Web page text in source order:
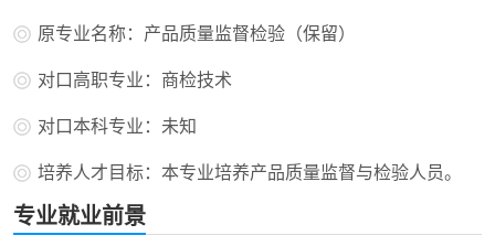
原专业名称：产品质量监督检验（保留）
对口高职专业：商检技术
对口本科专业：未知
培养人才目标：本专业培养产品质量监督与检验人员。
专业就业前景